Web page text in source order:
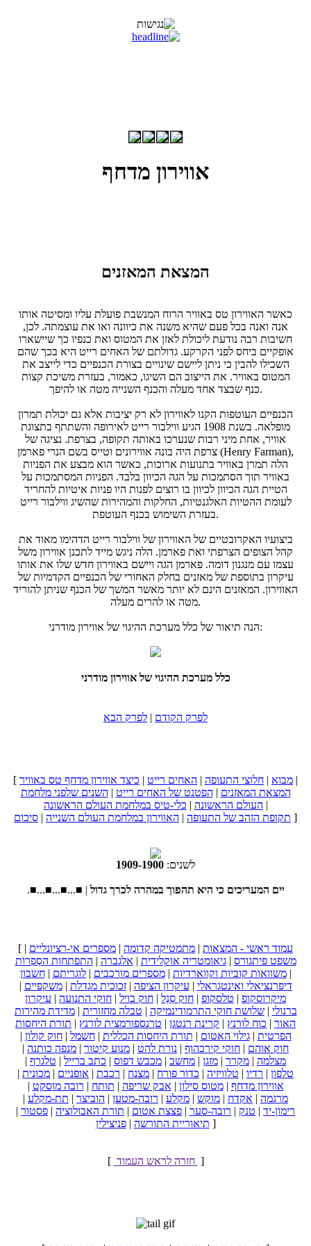
אווירון מדחף
המצאת המאזנים
כאשר האווירון טס באוויר הרוח המנשבת פועלת עליו ומסיטה אותו
אנה ואנה בכל פעם שהיא משנה את כיוונה ואו את עוצמתה. לכן,
חשיבות רבה נודעת ליכולת לאזן את המטוס ואת כנפיו כך שיישארו
אופקיים ביחס לפני הקרקע. גדולתם של האחים רייט היא בכך שהם
השכילו להבין כי ניתן ליישם שינויים בצורת הכנפיים כדי לייצב את
המטוס באוויר. את הייצוב הם השיגו, כאמור, בעזרת משיכת קצות
כנף שבצד אחד מעלה והכנף השנייה מטה או להיפך.
הכנפיים העוטפות הקנו לאווירון לא רק יציבות אלא גם יכולת תמרון
מופלאה. בשנת 1908 הגיע ווילבור רייט לאירופה והשתתף בתצוגת
אוויר, אחת מיני רבות שנערכו באותה תקופה, בצרפת. נציגה של
צרפת היה בונה אווירונים וטייס בשם הנרי פארמן (Henry Farman),
הלה תמרן באוויר בתנועות ארוכות, כאשר הוא מבצע את הפניות
באוויר תוך הסתמכות על הגה הכיוון בלבד. הפניות המסתמכות על
הטיית הגה הכיוון לכיוון בו רוצים לפנות היו פניות איטיות להחריד
לעומת ההטיות האלגנטיות, החלקות והמהירות שהשיג ווילבור רייט
בעזרת השימוש בכנף העוטפת.
ביצועיו האקרובטיים של האווירון של ווילבור רייט הדהימו מאוד את
קהל הצופים הצרפתי ואת פארמן. הלה ניגש מייד לתכנן אווירון משל
עצמו עם מנגנון דומה. פארמן הגה ויישם באווירון חדש שלו את אותו
עיקרון בתוספת של מאזנים בחלק האחורי של הכנפיים הקדמיות של
האווירון. המאזנים הינם לא יותר מאשר המשך של הכנף שניתן להוריד
מטה או להרים מעלה.
הנה תיאור של כלל מערכת ההיגוי של אווירון מודרני:
כלל מערכת ההיגוי של אווירון מודרני
לפרק הקודם | לפרק הבא
[ מבוא | חלוצי התעופה | האחים רייט | כיצד אווירון מדחף טס באוויר
|
המצאת המאזנים | הפטנט של האחים רייט | השנים שלפני מלחמת
העולם הראשונה | כלי-טיס במלחמת העולם הראשונה
|
תקופת הזהב של התעופה | האווירון במלחמת העולם השנייה | סיכום ]
לשנים: 1909-1900
■...■...■...■...■ |
[ עמוד ראשי - המצאות | מתמטיקה קדומה | מספרים אי-רציונליים |
משפט פיתגורס |גיאומטריה אוקלידית | אלגברה | התפתחות הסְפַרוֹת
|משוואות קוביות וקווארדיות |מספרים מורכבים |לוגריתם |חשבון
דיפרנציאלי ואינטגראלי | עיקרון הציפה |זכוכית מגדלת |משקפיים |
מיקרוסקופ | טלסקופ | חוק סְנֵל | חוק בויל | חוקי התנועה | עיקרון
ברנולי |שלושת חוקי התרמודינמיקה | טבלה מחזורית |מדידת מהירות
האור | כוח לורנץ | קרינת רנטגן | טרנספורמצית לורנץ | תורת היחסות
הפרטית |גילוי האטום | תורת היחסות הכללית |חשמל |חוק קולון |
חוק אוהם | חוקי קירכהוף | נורת להט | מנוע קיטור | מנפה כותנה |
מצלמה | מקרר | מזגן | מחשב | מכבש דפוס | כתב ברייל | טלגרף |
טלפון | רדיו | טלוויזיה | כדור פורח | מצנח | רכבת | אופניים | מכונית |
אווירון מדחף |מטוס סילון | אבק שריפה | תותח | רובה מוסקט |
מרגמה | אקדח | מוקש | מקלע | רובה-מטען | הוביצר | תת-מקלע |
רימון-יד | טנק | רובה-סער | פצצת אטום | תורת האבולוציה | פסטור |
תיאוריית התורשה |פניצילין ]
[ חזרה לראש העמוד ]